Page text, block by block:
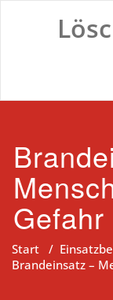
Gefahr
Start /
Brandeinsatz –